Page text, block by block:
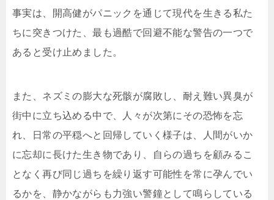
事実は、開高健がパニックを通じて現代を生きる私た
ちに突きつけた、最も過酷で回避不能な警告の一つで
あると受け止めました。
また、ネズミの膨大な死骸が腐敗し、耐え難い異臭が
街中に立ち込める中で、人々が次第にその恐怖を忘
れ、日常の平穏へと回帰していく様子は、人間がいか
に忘却に長けた生き物であり、自らの過ちを顧みるこ
となく再び同じ過ちを繰り返す可能性を常に孕んでい
るかを、静かながらも力強い警鐘として鳴らしている